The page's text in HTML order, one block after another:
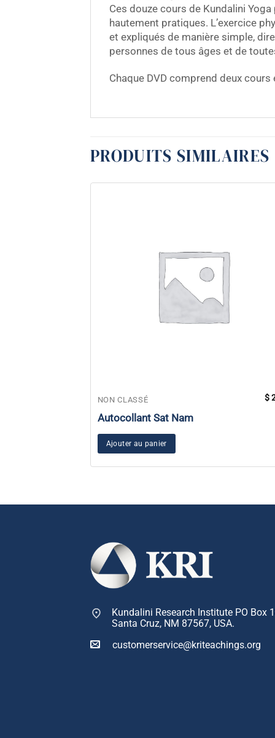
Ces douze cours de Kundalini
hautement pratiques. L’exercice
et expliqués de manière simple,
personnes de tous âges et de
Chaque DVD comprend deux
PRODUITS SIMILAIRES
NON CLASSÉ
Autocollant Sat Nam
$
Ajouter au panier
Kundalini Research Institute PO Box
Santa Cruz, NM 87567, USA.
customerservice@kriteachings.org